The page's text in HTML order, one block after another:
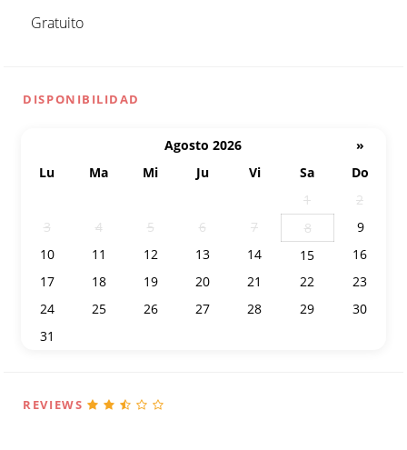
Gratuito
DISPONIBILIDAD
Agosto 2026
»
Lu
Ma Mi Ju Vi Sa
Do
1
2
3
4 5 6 7 8
9
10
11 12 13 14 15
16
17
18 19 20 21 22
23
24
25 26 27 28 29
30
31
REVIEWS